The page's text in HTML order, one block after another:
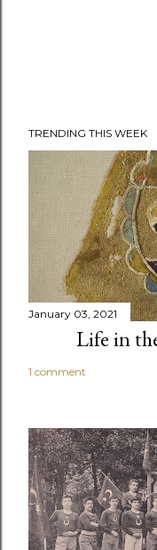
TRENDING THIS WEEK
January 03, 2021
Life in
1 comment